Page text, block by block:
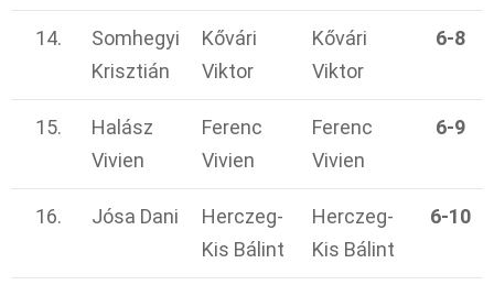
14.
Somhegyi
Krisztián
Kővári
Viktor
Kővári
Viktor
6-8
15.
Halász
Vivien
Ferenc
Vivien
Ferenc
Vivien
6-9
16. Jósa Dani
Herczeg-
Kis Bálint
Herczeg-
Kis Bálint
6-10